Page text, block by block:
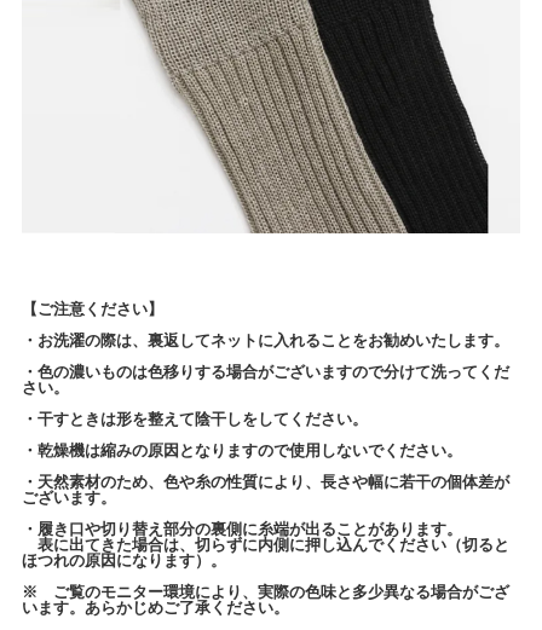
【ご注意ください】
・お洗濯の際は、裏返してネットに入れることをお勧めいたします。
・色の濃いものは色移りする場合がございますので分けて洗ってくだ
さい。
・干すときは形を整えて陰干しをしてください。
・乾燥機は縮みの原因となりますので使用しないでください。
・天然素材のため、色や糸の性質により、長さや幅に若干の個体差が
ございます。
・履き口や切り替え部分の裏側に糸端が出ることがあります。
表に出てきた場合は、切らずに内側に押し込んでください（切ると
ほつれの原因になります）。
※ ご覧のモニター環境により、実際の色味と多少異なる場合がござ
います。あらかじめご了承ください。